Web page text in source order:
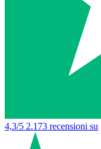
4,3/5 2.173 recensioni su